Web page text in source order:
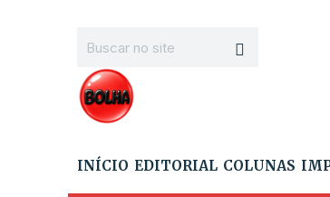
INÍCIO EDITORIAL COLUNAS